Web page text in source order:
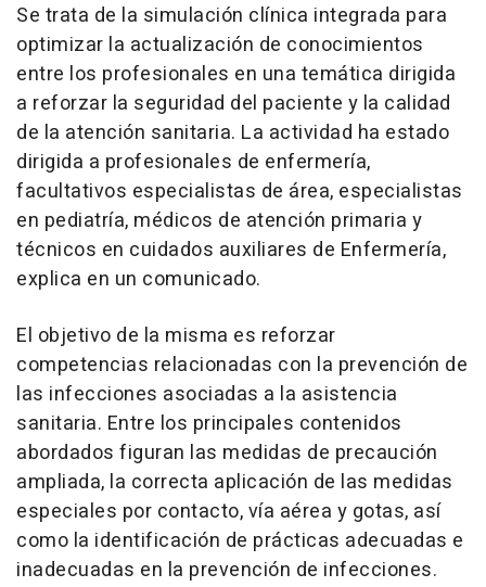
Se trata de la simulación clínica integrada para
optimizar la actualización de conocimientos
entre los profesionales en una temática dirigida
a reforzar la seguridad del paciente y la calidad
de la atención sanitaria. La actividad ha estado
dirigida a profesionales de enfermería,
facultativos especialistas de área, especialistas
en pediatría, médicos de atención primaria y
técnicos en cuidados auxiliares de Enfermería,
explica en un comunicado.
El objetivo de la misma es reforzar
competencias relacionadas con la prevención de
las infecciones asociadas a la asistencia
sanitaria. Entre los principales contenidos
abordados figuran las medidas de precaución
ampliada, la correcta aplicación de las medidas
especiales por contacto, vía aérea y gotas, así
como la identificación de prácticas adecuadas e
inadecuadas en la prevención de infecciones.